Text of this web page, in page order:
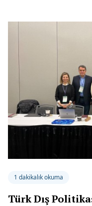
1 dakikalık okuma
Türk Dış